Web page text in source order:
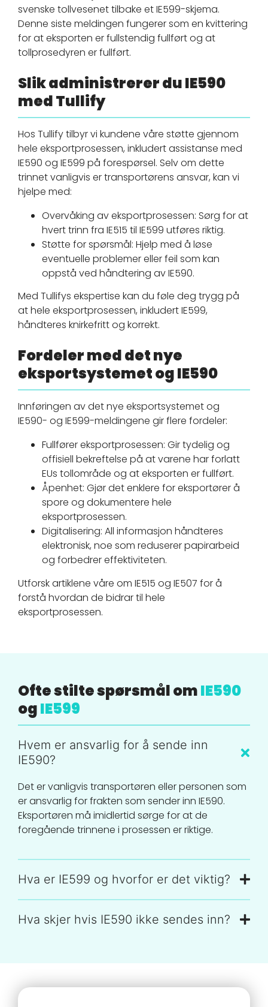
svenske tollvesenet tilbake et IE599-skjema.
Denne siste meldingen fungerer som en kvittering
for at eksporten er fullstendig fullført og at
tollprosedyren er fullført.
Slik administrerer du IE590
med Tullify
Hos Tullify tilbyr vi kundene våre støtte gjennom
hele eksportprosessen, inkludert assistanse med
IE590 og IE599 på forespørsel. Selv om dette
trinnet vanligvis er transportørens ansvar, kan vi
hjelpe med:
Overvåking av eksportprosessen: Sørg for at
hvert trinn fra IE515 til IE599 utføres riktig.
Støtte for spørsmål: Hjelp med å løse
eventuelle problemer eller feil som kan
oppstå ved håndtering av IE590.
Med Tullifys ekspertise kan du føle deg trygg på
at hele eksportprosessen, inkludert IE599,
håndteres knirkefritt og korrekt.
Fordeler med det nye
eksportsystemet og IE590
Innføringen av det nye eksportsystemet og
IE590- og IE599-meldingene gir flere fordeler:
Fullfører eksportprosessen: Gir tydelig og
offisiell bekreftelse på at varene har forlatt
EUs tollområde og at eksporten er fullført.
Åpenhet: Gjør det enklere for eksportører å
spore og dokumentere hele
eksportprosessen.
Digitalisering: All informasjon håndteres
elektronisk, noe som reduserer papirarbeid
og forbedrer effektiviteten.
Utforsk artiklene våre om IE515 og IE507 for å
forstå hvordan de bidrar til hele
eksportprosessen.
Ofte stilte spørsmål omIE590
ogIE599
Hvem er ansvarlig for å sende inn
IE590?
Det er vanligvis transportøren eller personen som
er ansvarlig for frakten som sender inn IE590.
Eksportøren må imidlertid sørge for at de
foregående trinnene i prosessen er riktige.
Hva er IE599 og hvorfor er det viktig?
Hva skjer hvis IE590 ikke sendes inn?